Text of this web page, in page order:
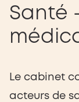
Santé
Le cabinet
acteurs de